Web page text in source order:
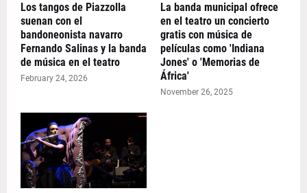
Los tangos de Piazzolla
suenan con el
bandoneonista navarro
Fernando Salinas y la banda
de música en el teatro
February 24, 2026
La banda municipal ofrece
en el teatro un concierto
gratis con música de
películas como 'Indiana
Jones' o 'Memorias de
África'
November 26, 2025